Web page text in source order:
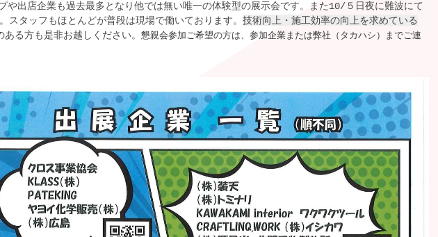
や出店企業も過去最多となり他では無い唯一の体験型の展示会です。また10/５日夜に難波にて
スタッフもほとんどが普段は現場で働いております。技術向上・施工効率の向上を求めている
ある方も是非お越しください。懇親会参加ご希望の方は、参加企業または弊社（タカハシ）までご連